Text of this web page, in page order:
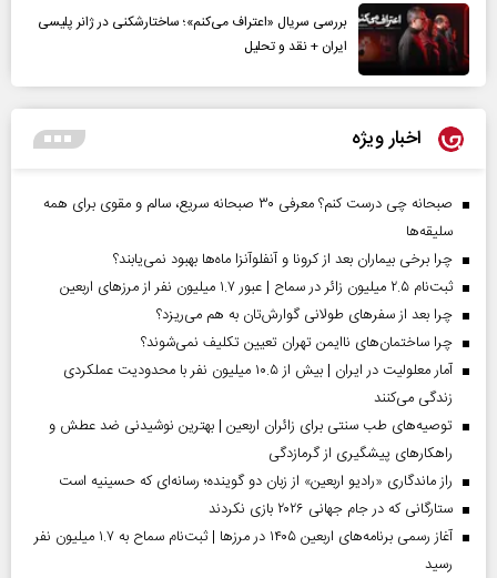
بررسی سریال «اعتراف می‌کنم»؛ ساختارشکنی در ژانر پلیسی
ایران + نقد و تحلیل
اخبار ویژه
صبحانه چی درست کنم؟ معرفی ۳۰ صبحانه سریع، سالم و مقوی برای همه
سلیقه‌ها
چرا برخی بیماران بعد از کرونا و آنفلوآنزا ماه‌ها بهبود نمی‌یابند؟
ثبت‌نام ۲.۵ میلیون زائر در سماح | عبور ۱.۷ میلیون نفر از مرز‌های اربعین
چرا بعد از سفرهای طولانی گوارش‌تان به هم می‌ریزد؟
چرا ساختمان‌های ناایمن تهران تعیین تکلیف نمی‌شوند؟
آمار معلولیت در ایران | بیش از ۱۰.۵ میلیون نفر با محدودیت عملکردی
زندگی می‌کنند
توصیه‌های طب سنتی برای زائران اربعین | بهترین نوشیدنی ضد عطش و
راهکارهای پیشگیری از گرمازدگی
راز ماندگاری «رادیو اربعین» از زبان دو گوینده؛ رسانه‌ای که حسینیه است
ستارگانی که در جام جهانی ۲۰۲۶ بازی نکردند
آغاز رسمی برنامه‌های اربعین ۱۴۰۵ در مرز‌ها | ثبت‌نام سماح به ۱.۷ میلیون نفر
رسید